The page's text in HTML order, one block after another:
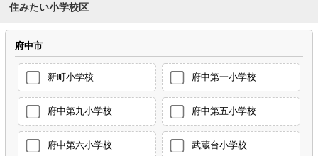
住みたい小学校区
府中市
新町小学校 府中第一小学校
府中第九小学校 府中第五小学校
府中第六小学校 武蔵台小学校